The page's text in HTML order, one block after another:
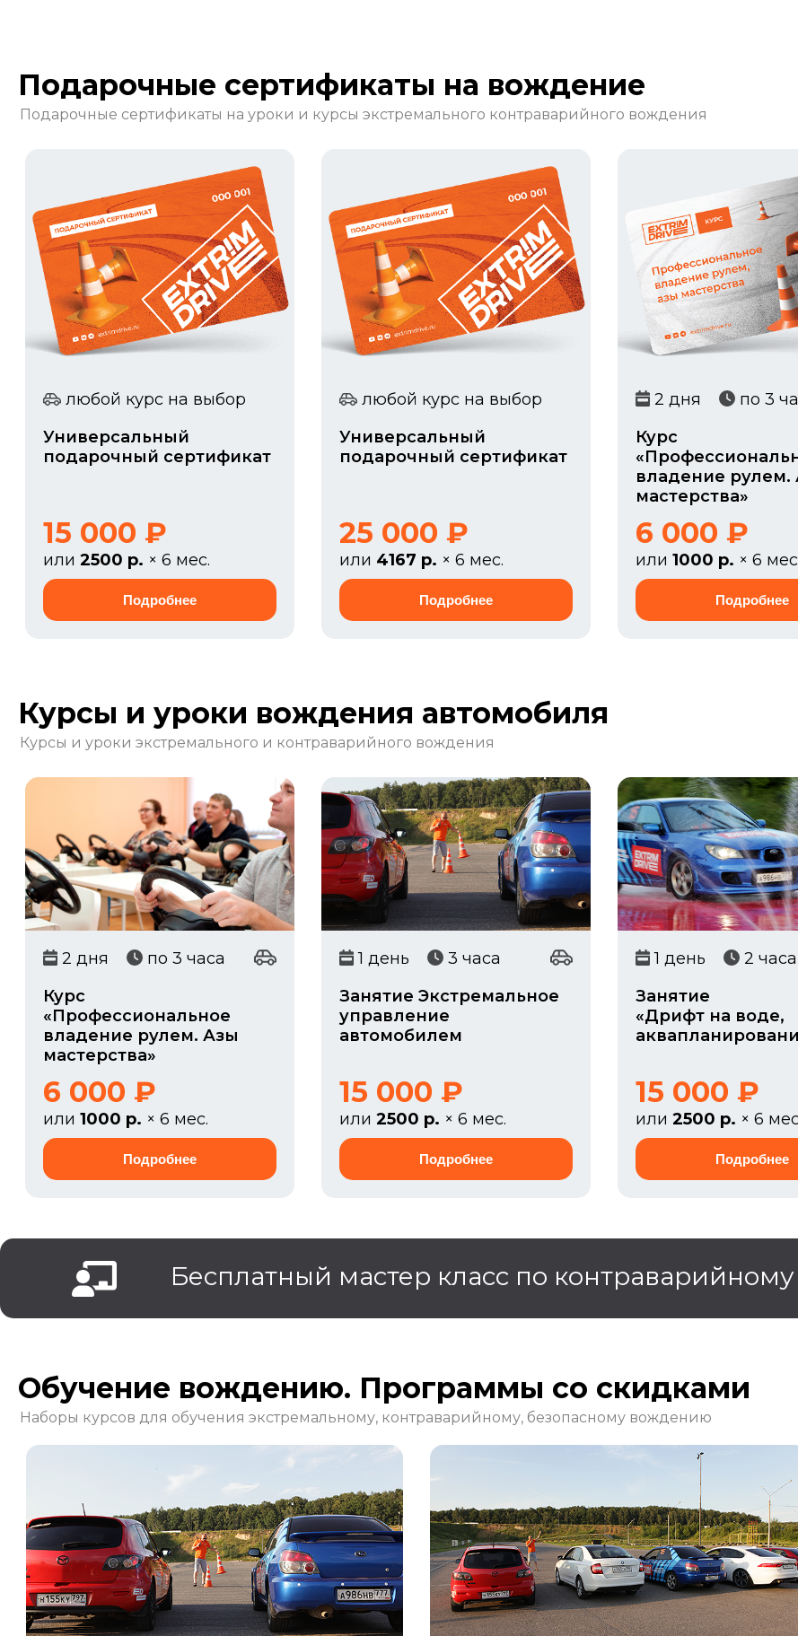
Подарочные сертификаты на вождение
Подарочные сертификаты на уроки и курсы экстремального контраварийного вождения
любой курс на выбор
Универсальный
подарочный сертификат
15 000 ₽
или 2500 р. × 6 мес.
любой курс на выбор
Универсальный
подарочный сертификат
25 000 ₽
или 4167 р. × 6 мес.
2 дня
по 3
Курс
владение рулем.
мастерства»
6 000 ₽
или 1000 р. × 6
Курсы и уроки вождения автомобиля
Курсы и уроки экстремального и контраварийного вождения
2 дня
по 3 часа
Курс
«Профессиональное
владение рулем. Азы
мастерства»
6 000 ₽
или 1000 р. × 6 мес.
1 день
3 часа
Занятие Экстремальное
управление
автомобилем
15 000 ₽
или 2500 р. × 6 мес.
1 день
2 часа
Занятие
«Дрифт на воде,
15 000 ₽
или 2500 р. × 6
Бесплатный мастер класс по
Обучение вождению. Программы со скидками
Наборы курсов для обучения экстремальному, контраварийному, безопасному вождению